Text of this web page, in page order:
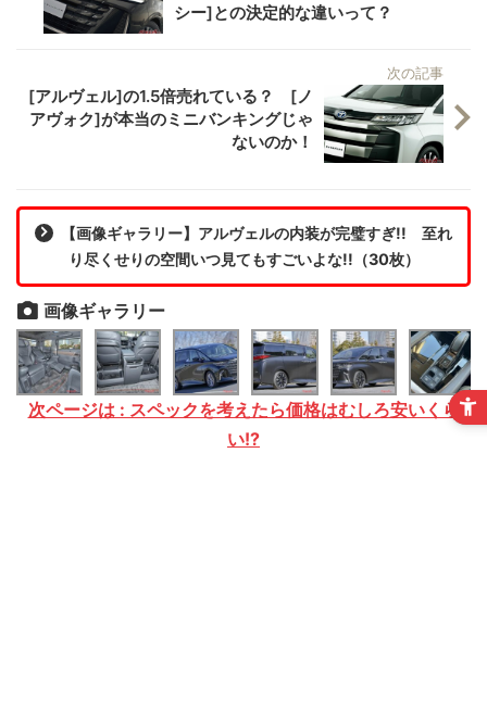
シー]との決定的な違いって？
次の記事
[アルヴェル]の1.5倍売れている？ [ノ
アヴォク]が本当のミニバンキングじゃ
ないのか！
【画像ギャラリー】アルヴェルの内装が完璧すぎ!! 至れ
り尽くせりの空間いつ見てもすごいよな!!（30枚）
画像ギャラリー
次ページは : スペックを考えたら価格はむしろ安いくら
い!?